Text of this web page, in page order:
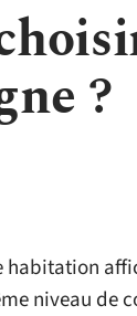
?
habitation
niveau de